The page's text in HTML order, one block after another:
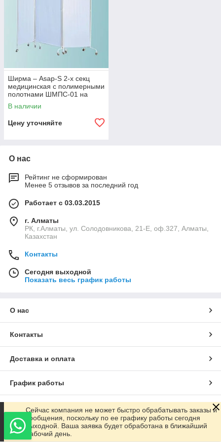
Эти преимущества делают медицинские ширмы от Adamant
Group незаменимым решением для клиник и больниц,
стремящихся обеспечить высокий уровень комфорта и
Ширма – Asap-S 2-х секц
медицинская с полимерными
полотнами ШМПС-01 на
колесах
В наличии
Цену уточняйте
О нас
Рейтинг не сформирован
Менее 5 отзывов за последний год
Работает с 03.03.2015
г. Алматы
РК, г.Алматы, ул. Солодовникова, 21-Е, оф.327, Алматы,
Казахстан
Контакты
Сегодня выходной
Показать весь график работы
О нас
Контакты
Доставка и оплата
График работы
Полная версия сайта
Сайт создан на маркетплейсе Satu.kz
Сейчас компания не может быстро обрабатывать заказы и
сообщения, поскольку по ее графику работы сегодня
выходной. Ваша заявка будет обработана в ближайший
рабочий день.